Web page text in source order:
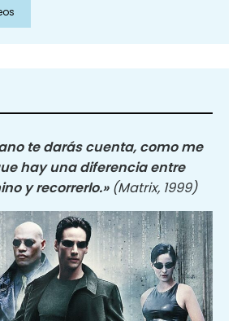
te darás cuenta, como me
hay una diferencia entre
y recorrerlo.» (Matrix, 1999)